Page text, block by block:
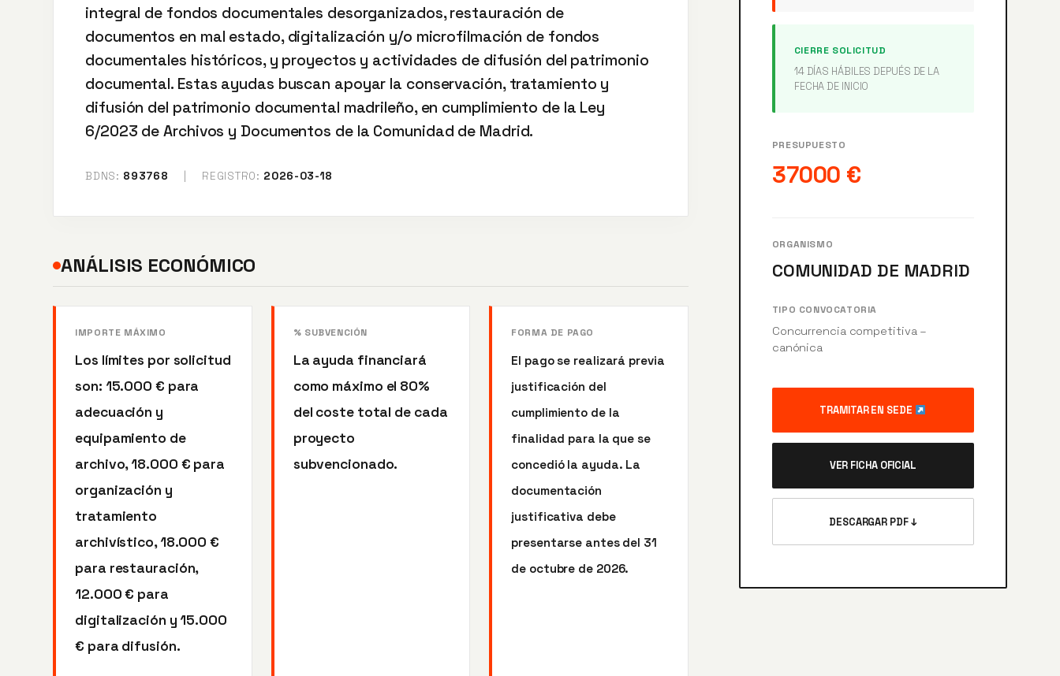
integral de fondos documentales desorganizados, restauración de
documentos en mal estado, digitalización y/o microfilmación de fondos
documentales históricos, y proyectos y actividades de difusión del patrimonio
documental. Estas ayudas buscan apoyar la conservación, tratamiento y
difusión del patrimonio documental madrileño, en cumplimiento de la Ley
6/2023 de Archivos y Documentos de la Comunidad de Madrid.
BDNS: 893768 REGISTRO: 2026-03-18
ANÁLISIS ECONÓMICO
IMPORTE MÁXIMO
Los límites por solicitud
son: 15.000 € para
adecuación y
equipamiento de
archivo, 18.000 € para
organización y
tratamiento
archivístico, 18.000 €
para restauración,
12.000 € para
digitalización y 15.000
€ para difusión.
% SUBVENCIÓN
La ayuda financiará
como máximo el 80%
del coste total de cada
proyecto
subvencionado.
FORMA DE PAGO
El pago se realizará previa
justificación del
cumplimiento de la
finalidad para la que se
concedió la ayuda. La
documentación
justificativa debe
presentarse antes del 31
de octubre de 2026.
CIERRE SOLICITUD
14 DÍAS HÁBILES DEPUÉS DE LA
FECHA DE INICIO
PRESUPUESTO
37000 €
ORGANISMO
COMUNIDAD DE MADRID
TIPO CONVOCATORIA
Concurrencia competitiva –
canónica
TRAMITAR EN SEDE
VER FICHA OFICIAL
DESCARGAR PDF ↓